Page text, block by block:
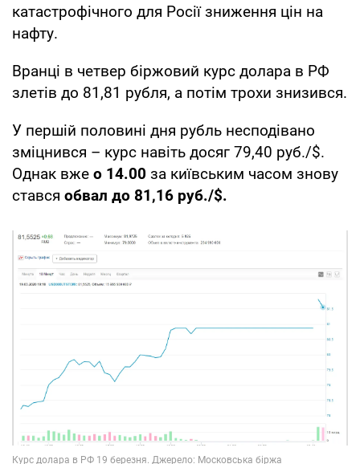
катастрофічного для Росії зниження цін на
нафту.
Вранці в четвер біржовий курс долара в РФ
злетів до 81,81 рубля, а потім трохи знизився.
У першій половині дня рубль несподівано
зміцнився – курс навіть досяг 79,40 руб./$.
Однак вже о 14.00 за київським часом знову
стався обвал до 81,16 руб./$.